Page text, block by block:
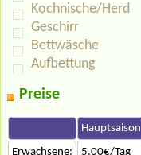
Kochnische/Herd
Geschirr
Bettwäsche
Aufbettung
Preise
Hauptsaison
Erwachsene:
5.00€/Tag